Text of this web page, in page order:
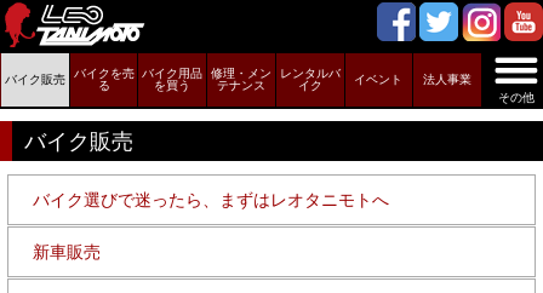
その他
バイク販売
バイクを売
る
バイク用品
を買う
修理・メン
テナンス
レンタルバ
イク
イベント 法人事業
バイク販売
バイク選びで迷ったら、まずはレオタニモトへ
新車販売